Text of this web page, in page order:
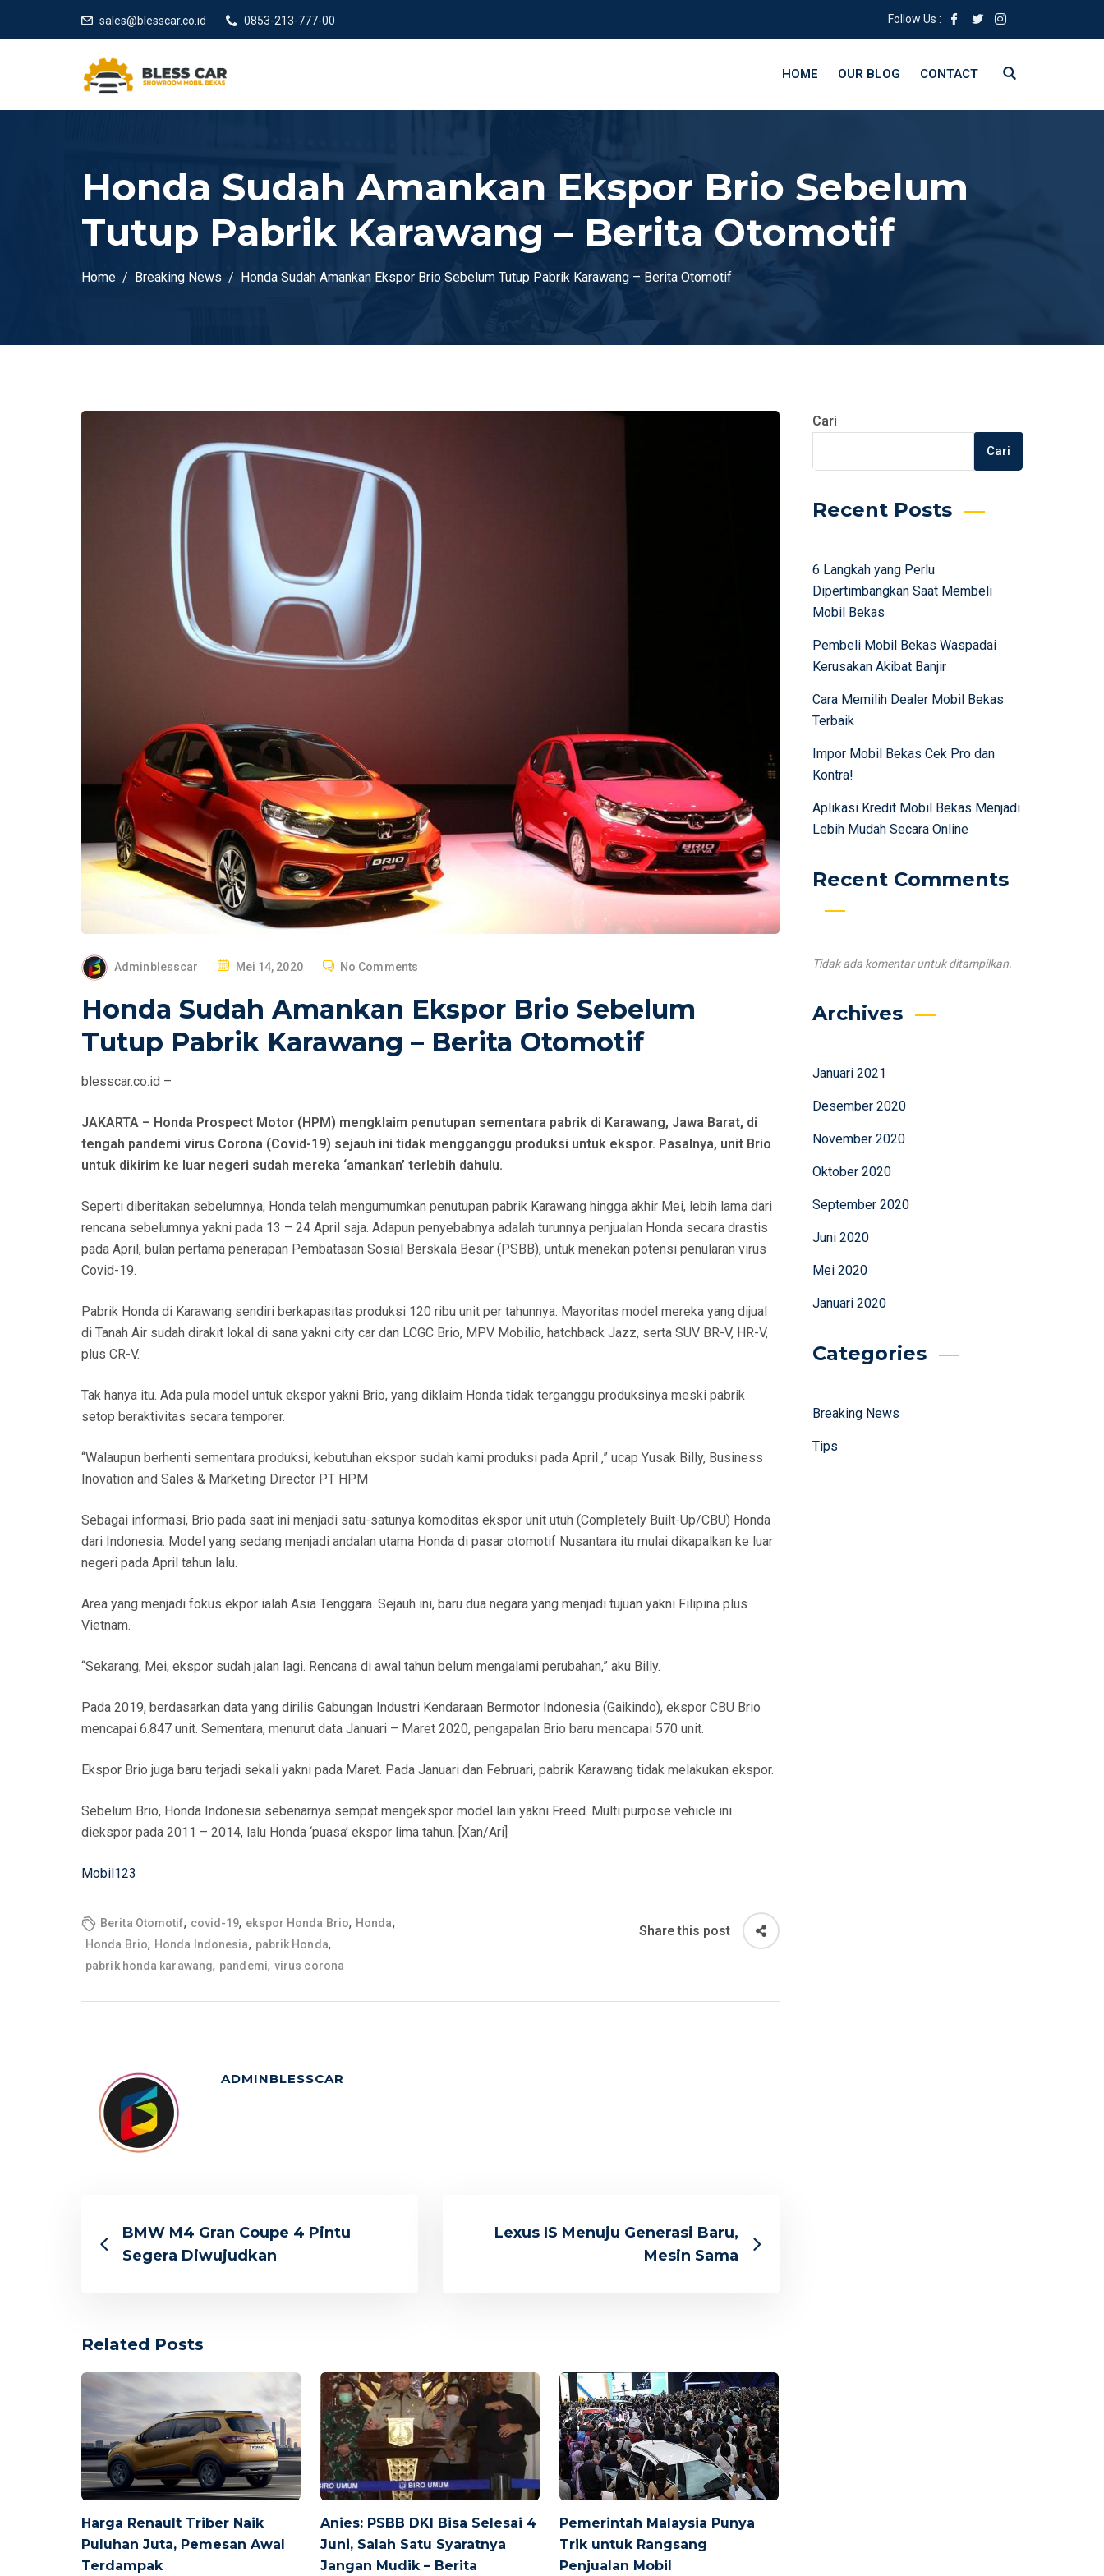
sales@blesscar.co.id 0853-213-777-00 Follow Us :
HOME OUR BLOG CONTACT
Honda Sudah Amankan Ekspor Brio Sebelum
Tutup Pabrik Karawang – Berita Otomotif
Home Breaking News Honda Sudah Amankan Ekspor Brio Sebelum Tutup Pabrik Karawang – Berita Otomotif
Adminblesscar
P
S
E
Mei 14, 2020 No Comments
Honda Sudah Amankan Ekspor Brio Sebelum
Tutup Pabrik Karawang – Berita Otomotif
blesscar.co.id –
JAKARTA – Honda Prospect Motor (HPM) mengklaim penutupan sementara pabrik di Karawang, Jawa Barat, di
tengah pandemi virus Corona (Covid-19) sejauh ini tidak mengganggu produksi untuk ekspor. Pasalnya, unit Brio
untuk dikirim ke luar negeri sudah mereka ‘amankan’ terlebih dahulu.
Seperti diberitakan sebelumnya, Honda telah mengumumkan penutupan pabrik Karawang hingga akhir Mei, lebih lama dari
rencana sebelumnya yakni pada 13 – 24 April saja. Adapun penyebabnya adalah turunnya penjualan Honda secara drastis
pada April, bulan pertama penerapan Pembatasan Sosial Berskala Besar (PSBB), untuk menekan potensi penularan virus
Covid-19.
Pabrik Honda di Karawang sendiri berkapasitas produksi 120 ribu unit per tahunnya. Mayoritas model mereka yang dijual
di Tanah Air sudah dirakit lokal di sana yakni city car dan LCGC Brio, MPV Mobilio, hatchback Jazz, serta SUV BR-V, HR-V,
plus CR-V.
Tak hanya itu. Ada pula model untuk ekspor yakni Brio, yang diklaim Honda tidak terganggu produksinya meski pabrik
setop beraktivitas secara temporer.
“Walaupun berhenti sementara produksi, kebutuhan ekspor sudah kami produksi pada April ,” ucap Yusak Billy, Business
Inovation and Sales & Marketing Director PT HPM
Sebagai informasi, Brio pada saat ini menjadi satu-satunya komoditas ekspor unit utuh (Completely Built-Up/CBU) Honda
dari Indonesia. Model yang sedang menjadi andalan utama Honda di pasar otomotif Nusantara itu mulai dikapalkan ke luar
negeri pada April tahun lalu.
Area yang menjadi fokus ekpor ialah Asia Tenggara. Sejauh ini, baru dua negara yang menjadi tujuan yakni Filipina plus
Vietnam.
“Sekarang, Mei, ekspor sudah jalan lagi. Rencana di awal tahun belum mengalami perubahan,” aku Billy.
Pada 2019, berdasarkan data yang dirilis Gabungan Industri Kendaraan Bermotor Indonesia (Gaikindo), ekspor CBU Brio
mencapai 6.847 unit. Sementara, menurut data Januari – Maret 2020, pengapalan Brio baru mencapai 570 unit.
Ekspor Brio juga baru terjadi sekali yakni pada Maret. Pada Januari dan Februari, pabrik Karawang tidak melakukan ekspor.
Sebelum Brio, Honda Indonesia sebenarnya sempat mengekspor model lain yakni Freed. Multi purpose vehicle ini
diekspor pada 2011 – 2014, lalu Honda ‘puasa’ ekspor lima tahun. [Xan/Ari]
Mobil123
Berita Otomotif, covid-19, ekspor Honda Brio, Honda,
Honda Brio, Honda Indonesia, pabrik Honda,
pabrik honda karawang, pandemi, virus corona
Share this post
ADMINBLESSCAR
BMW M4 Gran Coupe 4 Pintu
Segera Diwujudkan
Lexus IS Menuju Generasi Baru,
Mesin Sama
Related Posts
Harga Renault Triber Naik
Puluhan Juta, Pemesan Awal
Terdampak
Anies: PSBB DKI Bisa Selesai 4
Juni, Salah Satu Syaratnya
Jangan Mudik – Berita
Pemerintah Malaysia Punya
Trik untuk Rangsang
Penjualan Mobil
Cari
Cari
Recent Posts
6 Langkah yang Perlu
Dipertimbangkan Saat Membeli
Mobil Bekas
Pembeli Mobil Bekas Waspadai
Kerusakan Akibat Banjir
Cara Memilih Dealer Mobil Bekas
Terbaik
Impor Mobil Bekas Cek Pro dan
Kontra!
Aplikasi Kredit Mobil Bekas Menjadi
Lebih Mudah Secara Online
Recent Comments
Tidak ada komentar untuk ditampilkan.
Archives
Januari 2021
Desember 2020
November 2020
Oktober 2020
September 2020
Juni 2020
Mei 2020
Januari 2020
Categories
Breaking News
Tips